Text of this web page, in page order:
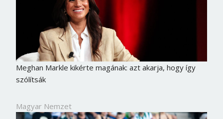
Meghan Markle kikérte magának: azt akarja, hogy így
szólítsák
Magyar Nemzet
Borsonline bejelentkezés